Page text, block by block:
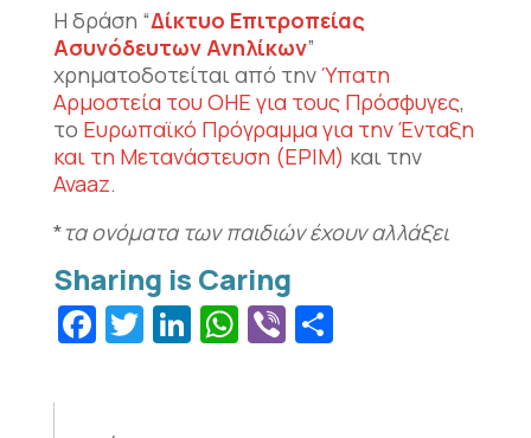
Η δράση “Δίκτυο Επιτροπείας
Ασυνόδευτων Ανηλίκων”
χρηματοδοτείται από τηνΎπατη
Αρμοστεία του ΟΗΕ για τους Πρόσφυγες,
το Ευρωπαϊκό Πρόγραμμα για την Ένταξη
και τη Μετανάστευση (EPIM) και την
Avaaz.
*τα ονόματα των παιδιών έχουν αλλάξει
Facebook
Twitter
LinkedIn
WhatsApp
Viber